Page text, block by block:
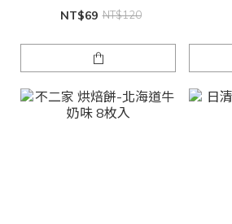
NT$69 NT$120